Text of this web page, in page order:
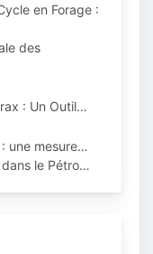
en Forage :
des
: Un Outil…
une mesure…
le Pétro…